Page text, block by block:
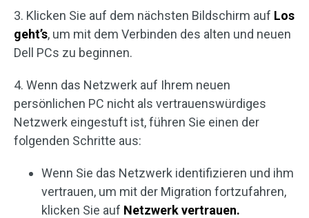
3. Klicken Sie auf dem nächsten Bildschirm auf Los
geht’s, um mit dem Verbinden des alten und neuen
Dell PCs zu beginnen.
4. Wenn das Netzwerk auf Ihrem neuen
persönlichen PC nicht als vertrauenswürdiges
Netzwerk eingestuft ist, führen Sie einen der
folgenden Schritte aus:
Wenn Sie das Netzwerk identifizieren und ihm
vertrauen, um mit der Migration fortzufahren,
klicken Sie auf Netzwerk vertrauen.